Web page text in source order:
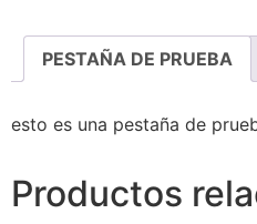
PESTAÑA DE PRUEBA
esto es una pestaña de
Productos